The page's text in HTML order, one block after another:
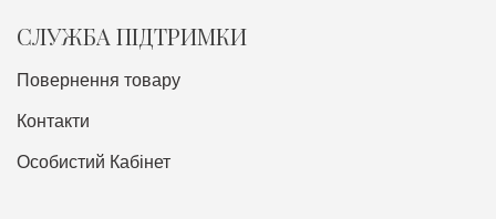
СЛУЖБА ПІДТРИМКИ
Повернення товару
Контакти
Особистий Кабінет